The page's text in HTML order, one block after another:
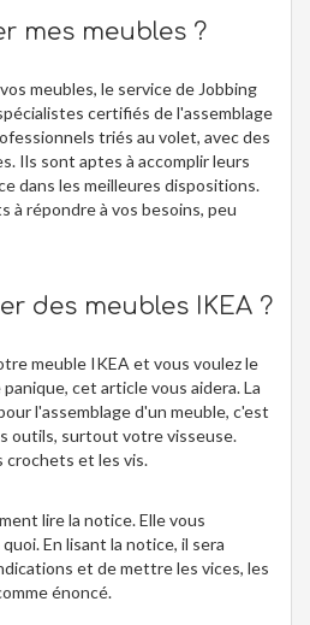
mes meubles ?
meubles, le service de Jobbing
certifiés de l'assemblage
triés au volet, avec des
Ils sont aptes à accomplir leurs
dans les meilleures dispositions.
à répondre à vos besoins, peu
des meubles IKEA ?
meuble IKEA et vous voulez le
cet article vous aidera. La
l'assemblage d'un meuble, c'est
outils, surtout votre visseuse.
crochets et les vis.
lire la notice. Elle vous
En lisant la notice, il sera
et de mettre les vices, les
énoncé.